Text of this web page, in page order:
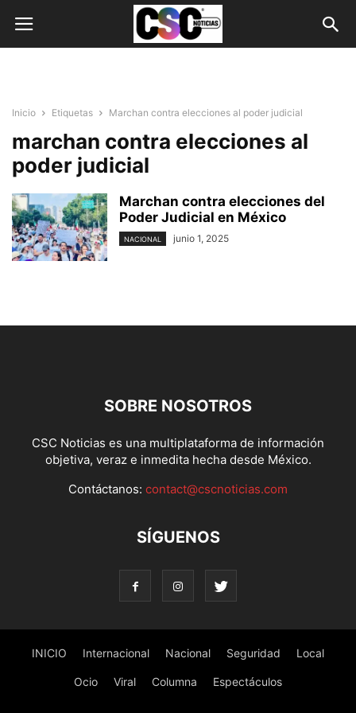
Inicio Etiquetas Marchan contra elecciones al poder judicial
marchan contra elecciones al
poder judicial
Marchan contra elecciones del
Poder Judicial en México
NACIONAL junio 1, 2025
SOBRE NOSOTROS
CSC Noticias es una multiplataforma de información
objetiva, veraz e inmedita hecha desde México.
Contáctanos: contact@cscnoticias.com
SÍGUENOS
INICIO Internacional Nacional Seguridad Local
Ocio Viral Columna Espectáculos